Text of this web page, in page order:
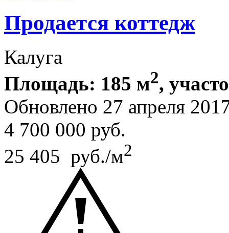
Продается коттедж
Калуга
Площадь: 185 м2,
Обновлено 27 апреля
4 700 000 руб.
25 405 руб./м2